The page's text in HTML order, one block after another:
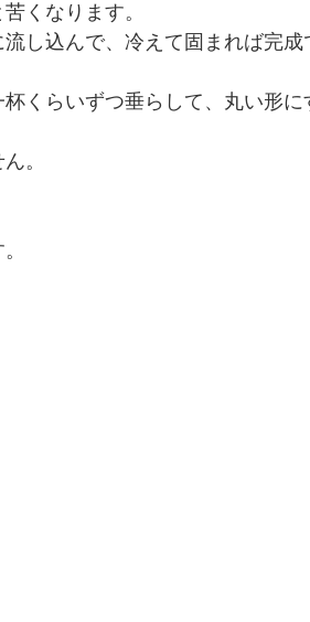
くなります。
し込んで、冷えて固まれば完成
くらいずつ垂らして、丸い形に
。